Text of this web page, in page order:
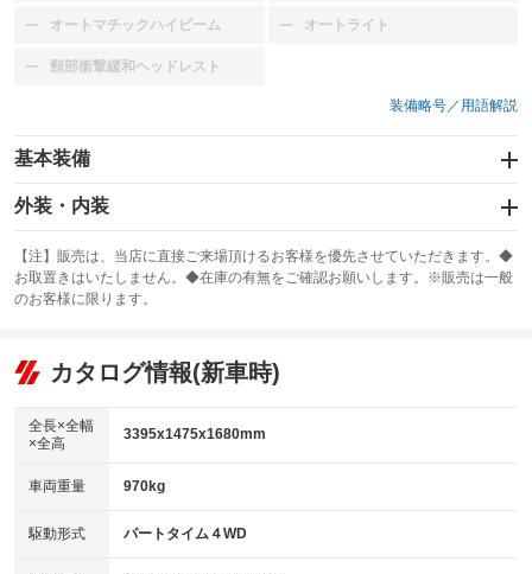
オートマチックハイビーム
：装備なし オートライト
：装備なし
頸部衝撃緩和ヘッドレスト
：装備なし
装備略号／用語解説
基本装備
エアバッグ：運転席/助手席
：装備あり
：装備なし
サンルーフ
：装備なし ABS
リフトアップ
：装備なし
：装備なし
パワーウィンドウ
アイドリングストップ
：装備なし
USB入力端子
：装備なし
外装・内装
カーナビ：SDナビ
：装備あり
TV：フルセグ
：装備あり
ビジュアル：-／DVD再生
：装備あり
：装備あり
革シート
キーレス
HID(キセノンライト)
：装備なし
【注】販売は、当店に直接ご来場頂けるお客様を優先させていただきます。◆
お取置きはいたしません。◆在庫の有無をご確認お願いします。※販売は一般
のお客様に限ります。
カタログ情報(新車時)
全長×全幅
×全高
3395x1475x1680mm
車両重量 970kg
駆動形式 パートタイム４WD